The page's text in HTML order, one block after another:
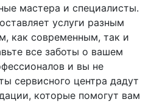
мастера и специалисты.
услуги разным
как современным, так и
все заботы о вашем
и вы не
сервисного центра дадут
которые помогут вам